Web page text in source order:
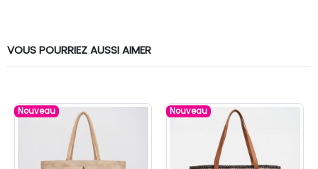
VOUS POURRIEZ AUSSI AIMER
Nouveau Nouveau